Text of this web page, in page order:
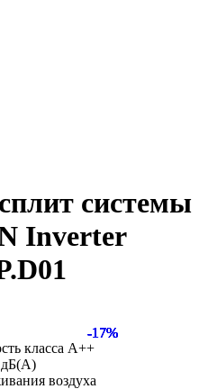
-17%
системы
Inverter
класса А++
дБ(А)
воздуха
-17%
-17%
-17%
-17%
-17%
-17%
-17%
-17%